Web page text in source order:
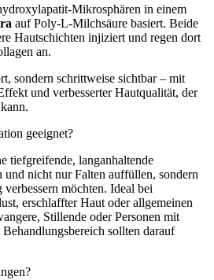
Mikrosphären in einem
auf Poly-L-Milchsäure basiert. Beide
Hautschichten injiziert und regen dort
an.
sondern schrittweise sichtbar – mit
und verbesserter Hautqualität, der
geeignet?
tiefgreifende, langanhaltende
nicht nur Falten auffüllen, sondern
möchten. Ideal bei
erschlaffter Haut oder allgemeinen
Stillende oder Personen mit
sollten darauf